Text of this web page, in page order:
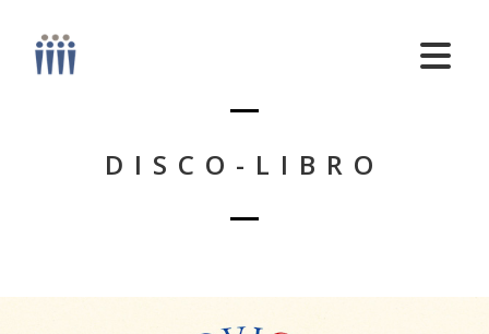
DISCO-LIBRO